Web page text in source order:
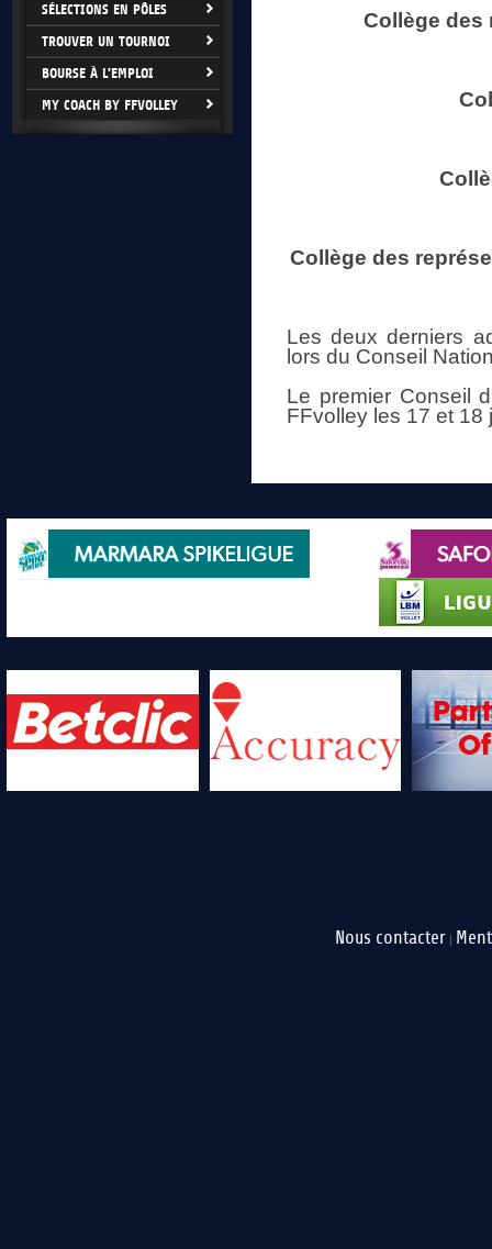
SÉLECTIONS EN PÔLES
TROUVER UN TOURNOI
BOURSE À L'EMPLOI
MY COACH BY FFVOLLEY
Collège des
Collège des
Les deux derniers
lors du Conseil
Le premier Conseil
FFvolley les 17 et 18
Nous contacter |